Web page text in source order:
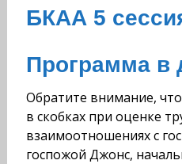
БКАА 5
Программа в
Обратите внимание, что
в скоб­ках при оценке
взаимоотношениях с
госпожой Джонс,